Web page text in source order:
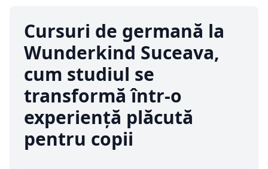
Cursuri de germană la
Wunderkind Suceava,
cum studiul se
transformă într-o
experiență plăcută
pentru copii